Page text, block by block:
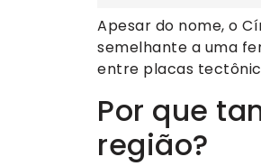
Apesar do nome, o
semelhante a uma
entre placas
Por que
região?